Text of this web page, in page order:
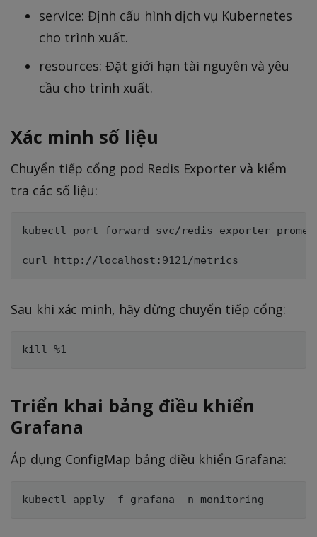
service: Định cấu hình dịch vụ Kubernetes
cho trình xuất.
resources: Đặt giới hạn tài nguyên và yêu
cầu cho trình xuất.
Xác minh số liệu
Chuyển tiếp cổng pod Redis Exporter và kiểm
tra các số liệu:
kubectl port-forward svc/redis-exporter-
Sau khi xác minh, hãy dừng chuyển tiếp cổng:
Triển khai bảng điều khiển
Grafana
Áp dụng ConfigMap bảng điều khiển Grafana: